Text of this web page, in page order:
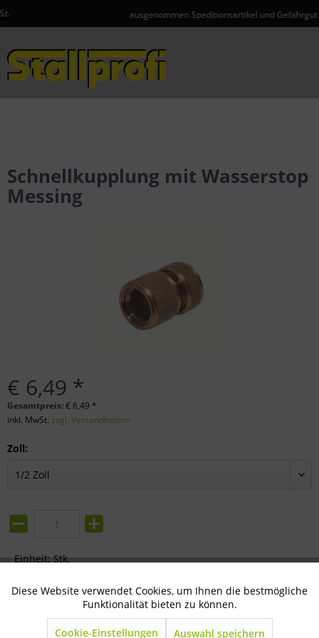
ausgenommen Speditionsartikel und Gefahrgut
Schnellkupplung mit Wasserstop
Messing
€ 6,49 *
Gesamtpreis:€ 6,49 *
inkl. MwSt. zzgl. Versandkosten
Zoll:
Einheit: Stk.
Bewerten
Technisch notwendig Aktiv
Marketing Inaktiv
Diese Website verwendet Cookies, um Ihnen die bestmögliche
Funktionalität bieten zu können.
Cookie-Einstellungen Auswahl speichern